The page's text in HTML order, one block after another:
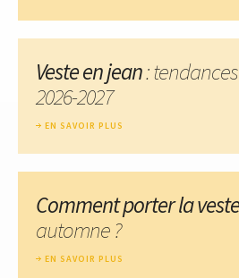
Veste en jean:
2026-2027
EN SAVOIR PLUS
Comment porter la
automne ?
EN SAVOIR PLUS